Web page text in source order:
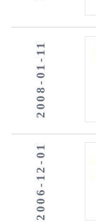
2008-01-11
2006-12-01